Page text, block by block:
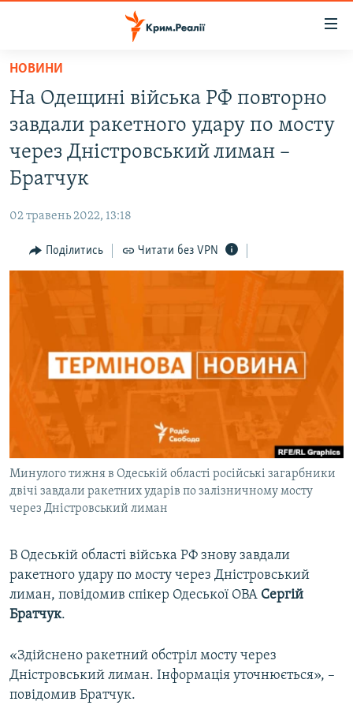
Перейти
основного
матеріалу
основної
Перейти
пошуку
ВОДА.КРИМ
ВІДЕО ТА ФОТО
ПОЛІТИКА
ПОГЛЯД
ІНТЕРВ'Ю
ВІДЕОУРОКИ «ELIFBE»
УКРАЇНСЬКА ПРОБЛЕМА КРИМУ
Русский
НОВИНИ
На Одещині війська РФ повторно
завдали ракетного удару по мосту
через Дністровський лиман –
Братчук
02 травень 2022, 13:18
Поділитись Читати без VPN
Минулого тижня в Одеській області російські загарбники
двічі завдали ракетних ударів по залізничному мосту
через Дністровський лиман
В Одеській області війська РФ знову завдали
ракетного удару по мосту через Дністровський
лиман, повідомив спікер Одеської ОВА Сергій
Братчук.
«Здійснено ракетний обстріл мосту через
Дністровський лиман. Інформація уточнюється», –
повідомив Братчук.